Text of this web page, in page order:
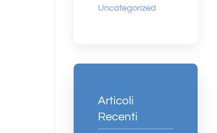
Uncategorized
Articoli
Recenti